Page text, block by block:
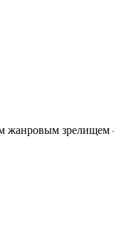
жанровым